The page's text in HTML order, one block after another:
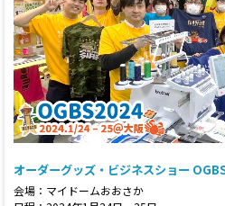
オーダーグッズ・ビジネスショー
会場：マイドームおおさか